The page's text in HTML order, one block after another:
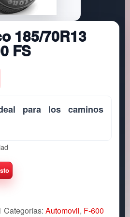
185/70R13
FS
para los caminos
Categorías: Automovil, F-600